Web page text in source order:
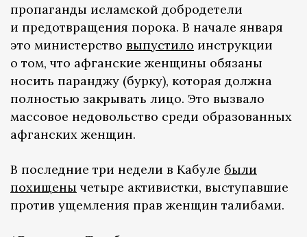
пропаганды исламской добродетели
и предотвращения порока. В начале января
это министерство выпустило инструкции
о том, что афганские женщины обязаны
носить паранджу (бурку), которая должна
полностью закрывать лицо. Это вызвало
массовое недовольство среди образованных
афганских женщин.
В последние три недели в Кабуле были
похищены четыре активистки, выступавшие
против ущемления прав женщин талибами.